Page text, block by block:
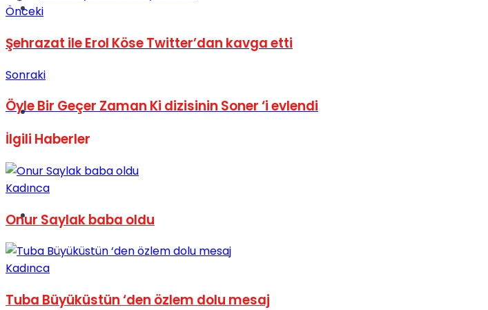
Türkiye
Müzik
Sinema
No Result
View All Result
Önceki
Şehrazat ile Erol Köse Twitter’dan kavga etti
Sonraki
Öyle Bir Geçer Zaman Ki dizisinin Soner ‘i evlendi
İlgili Haberler
Kadınca
Onur Saylak baba oldu
Kadınca
Tuba Büyüküstün ‘den özlem dolu mesaj